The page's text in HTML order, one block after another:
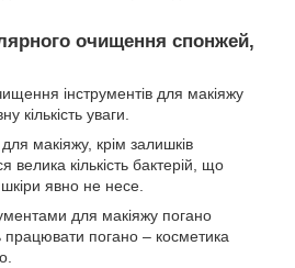
очищення спонжей,
інструментів для макіяжу
кількість уваги.
макіяжу, крім залишків
велика кількість бактерій, що
шкіри явно не несе.
для макіяжу погано
працювати погано – косметика